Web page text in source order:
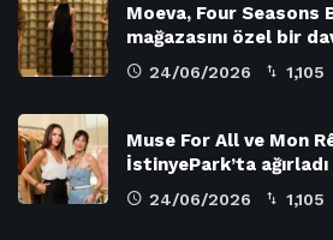
Moeva, Four Seasons
mağazasını özel bir
24/06/2026 1,105
Muse For All ve Mon
İstinyePark’ta ağırladı
24/06/2026 1,105